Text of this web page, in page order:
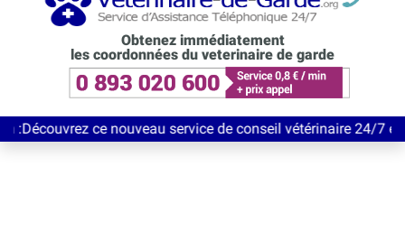
Obtenez immédiatement
les coordonnées du veterinaire de garde
ce nouveau service de conseil vétérinaire 24/7